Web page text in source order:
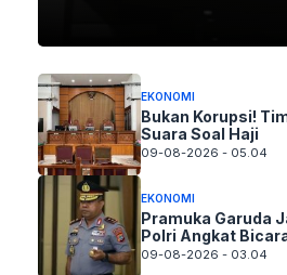
EKONOMI
Bukan Korupsi!
Suara Soal Haji
09-08-2026 - 05.04
EKONOMI
Pramuka Garuda
Polri Angkat
09-08-2026 - 03.04